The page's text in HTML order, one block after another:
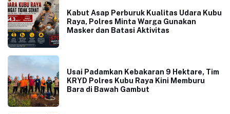
Kabut Asap Perburuk Kualitas Udara Kubu
Raya, Polres Minta Warga Gunakan
Masker dan Batasi Aktivitas
Usai Padamkan Kebakaran 9 Hektare, Tim
KRYD Polres Kubu Raya Kini Memburu
Bara di Bawah Gambut